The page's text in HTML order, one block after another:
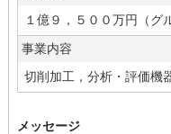
１億９，５００万円（グ
事業内容
切削加工，分析・評価機
メッセージ